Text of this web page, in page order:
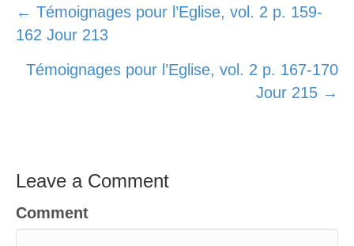
Posts
← Témoignages pour l’Eglise, vol. 2 p. 159-
162 Jour 213
Témoignages pour l’Eglise, vol. 2 p. 167-170
Jour 215 →
Leave a Comment
Comment